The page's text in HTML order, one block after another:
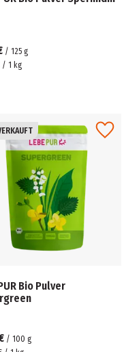
/ 125 g
/ 1 kg
Pulver
/ 100 g